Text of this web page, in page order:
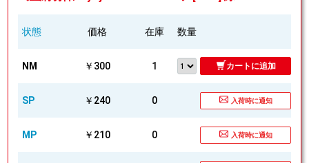
状態 価格 在庫 数量
NM ￥300 1 カートに追加
SP ￥240 0 入荷時に通知
MP ￥210 0 入荷時に通知